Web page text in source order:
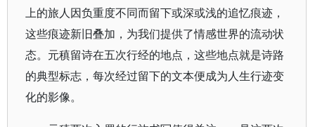
上的旅人因负重度不同而留下或深或浅的追忆痕迹，
这些痕迹新旧叠加，为我们提供了情感世界的流动状
态。元稹留诗在五次行经的地点，这些地点就是诗路
的典型标志，每次经过留下的文本便成为人生行迹变
化的影像。